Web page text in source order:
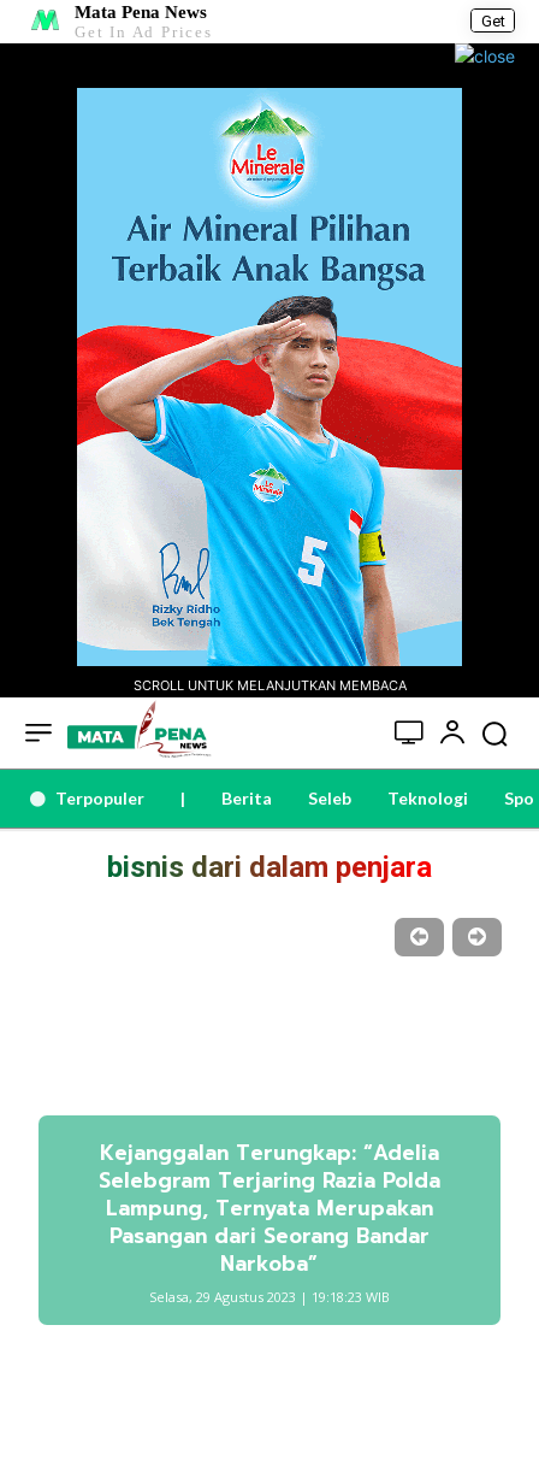
Get
Mata Pena News
Get In Ad Prices
SCROLL UNTUK MELANJUTKAN MEMBACA
Terpopuler | Berita Seleb Teknologi
bisnis dari dalam penjara
Kejanggalan Terungkap: “Adelia
Selebgram Terjaring Razia Polda
Lampung, Ternyata Merupakan
Pasangan dari Seorang Bandar
Narkoba”
Selasa, 29 Agustus 2023 | 19:18:23 WIB